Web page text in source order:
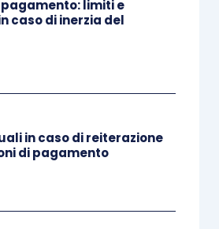
Unica soluzione
luglio 2018
3 rate al massimo:
importo pari all’80%
limiti e
caso di inerzia del
in caso di reiterazione
di pagamento